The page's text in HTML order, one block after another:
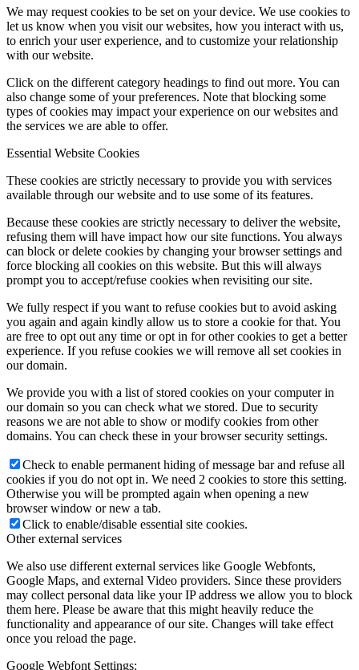
We may request cookies to be set on your device. We use cookies to
let us know when you visit our websites, how you interact with us,
to enrich your user experience, and to customize your relationship
with our website.
Click on the different category headings to find out more. You can
also change some of your preferences. Note that blocking some
types of cookies may impact your experience on our websites and
the services we are able to offer.
Essential Website Cookies
These cookies are strictly necessary to provide you with services
available through our website and to use some of its features.
Because these cookies are strictly necessary to deliver the website,
refusing them will have impact how our site functions. You always
can block or delete cookies by changing your browser settings and
force blocking all cookies on this website. But this will always
prompt you to accept/refuse cookies when revisiting our site.
We fully respect if you want to refuse cookies but to avoid asking
you again and again kindly allow us to store a cookie for that. You
are free to opt out any time or opt in for other cookies to get a better
experience. If you refuse cookies we will remove all set cookies in
our domain.
We provide you with a list of stored cookies on your computer in
our domain so you can check what we stored. Due to security
reasons we are not able to show or modify cookies from other
domains. You can check these in your browser security settings.
Check to enable permanent hiding of message bar and refuse all
cookies if you do not opt in. We need 2 cookies to store this setting.
Otherwise you will be prompted again when opening a new
browser window or new a tab.
Click to enable/disable essential site cookies.
Other external services
We also use different external services like Google Webfonts,
Google Maps, and external Video providers. Since these providers
may collect personal data like your IP address we allow you to block
them here. Please be aware that this might heavily reduce the
functionality and appearance of our site. Changes will take effect
once you reload the page.
Google Webfont Settings: